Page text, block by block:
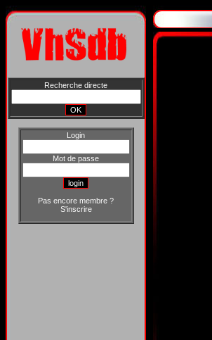
Recherche directe
Login
Mot de passe
Pas encore membre ?
S'inscrire